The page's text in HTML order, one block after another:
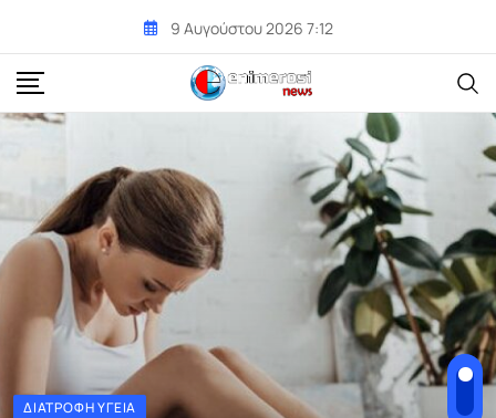
content
9 Αυγούστου 2026 7:12
ΔΙΑΤΡΟΦΉ ΥΓΕΊΑ